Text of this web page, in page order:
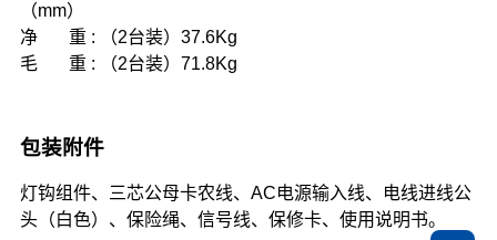
（mm）
净 重 : （2台装）37.6Kg
毛 重 : （2台装）71.8Kg
包装附件
灯钩组件、三芯公母卡农线、AC电源输入线、电线进线公
头 （白色）、保险绳、信号线、保修卡、使用说明书。